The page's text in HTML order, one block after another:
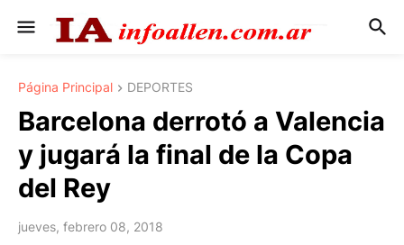
Página Principal DEPORTES
Barcelona derrotó a Valencia
y jugará la final de la Copa
del Rey
jueves, febrero 08, 2018